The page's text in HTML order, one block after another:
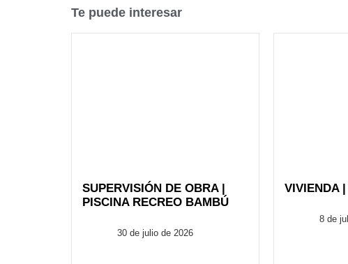
Te puede interesar
SUPERVISIÓN DE OBRA |
PISCINA RECREO BAMBÚ
30 de julio de 2026
VIVIENDA
8 de